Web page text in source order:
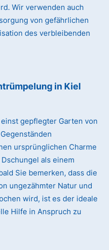
Wir verwenden auch
von gefährlichen
des verbleibenden
in Kiel
gepflegter Garten von
ursprünglichen Charme
als einem
Sie bemerken, dass die
ungezähmter Natur und
wird, ist es der ideale
Hilfe in Anspruch zu